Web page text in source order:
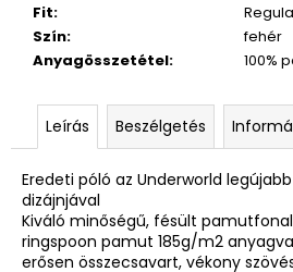
Fit:
Szín:
fehér
Anyagösszetétel: 100%
Leírás Beszélgetés
Eredeti póló az Underworld
dizájnjával
Kiváló minőségű, fésült
ringspoon pamut 185g/m2
erősen összecsavart, vékony